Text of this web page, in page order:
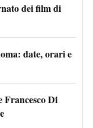
dei film di
date, orari e
Francesco Di